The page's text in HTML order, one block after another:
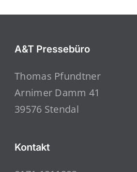
A&T Pressebüro
Thomas Pfundtner
Arnimer Damm 41
39576 Stendal
Kontakt